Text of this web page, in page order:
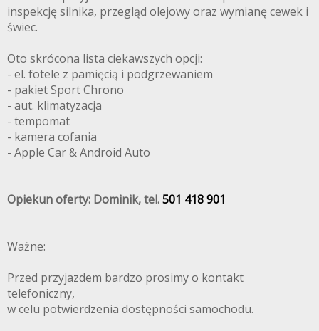
inspekcję silnika, przegląd olejowy oraz wymianę cewek i
świec.
Oto skrócona lista ciekawszych opcji:
- el. fotele z pamięcią i podgrzewaniem
- pakiet Sport Chrono
- aut. klimatyzacja
- tempomat
- kamera cofania
- Apple Car & Android Auto
Opiekun oferty: Dominik, tel.501 418 901
Ważne:
Przed przyjazdem bardzo prosimy o kontakt
telefoniczny,
w celu potwierdzenia dostępności samochodu.